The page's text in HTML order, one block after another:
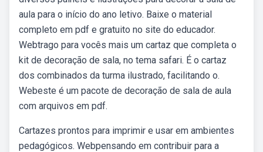
aula para o início do ano letivo. Baixe o material
completo em pdf e gratuito no site do educador.
Webtrago para vocês mais um cartaz que completa o
kit de decoração de sala, no tema safari. É o cartaz
dos combinados da turma ilustrado, facilitando o.
Webeste é um pacote de decoração de sala de aula
com arquivos em pdf.
Cartazes prontos para imprimir e usar em ambientes
pedagógicos. Webpensando em contribuir para a